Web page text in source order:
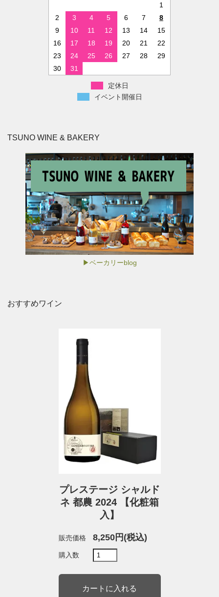
1
2
3 4 5 6 7
8
9
10 11 12 13 14
15
16
17 18 19 20 21
22
23
24 25 26 27 28
29
30
31
定休日
イベント開催日
TSUNO WINE & BAKERY
▶ベーカリーblog
おすすめワイン
プレステージ シャルド
ネ 都農 2024 【化粧箱
入】
販売価格 8,250円(税込)
購入数